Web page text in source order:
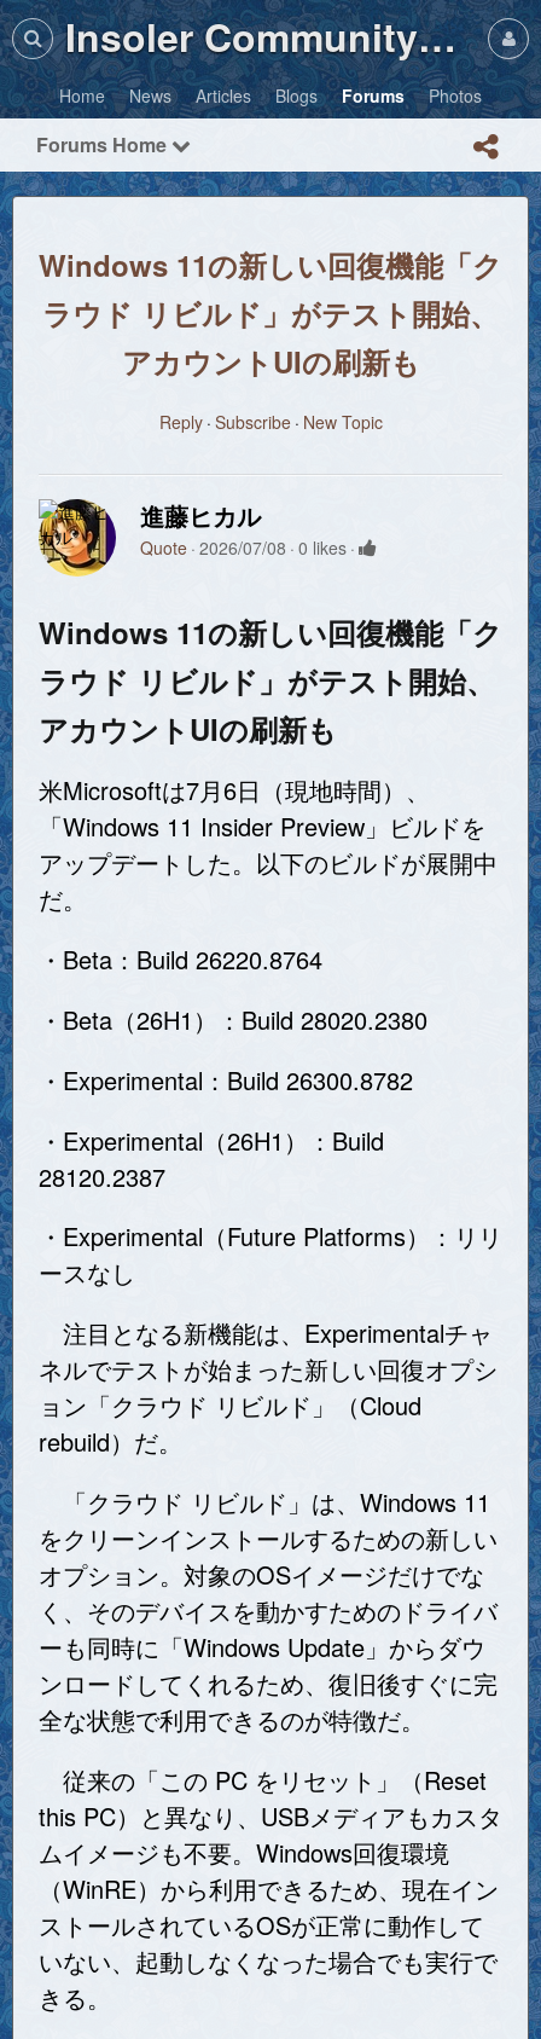
Insoler Community・Photos
Home News Articles Blogs Forums Photos
Forums Home
Windows 11の新しい回復機能「ク
ラウド リビルド」がテスト開始、
アカウントUIの刷新も
Reply Subscribe New Topic
進藤ヒカル
Quote 2026/07/08 0 likes
Windows 11の新しい回復機能「ク
ラウド リビルド」がテスト開始、
アカウントUIの刷新も
米Microsoftは7月6日（現地時間）、
「Windows 11 Insider Preview」ビルドを
アップデートした。以下のビルドが展開中
だ。
・Beta：Build 26220.8764
・Beta（26H1）：Build 28020.2380
・Experimental：Build 26300.8782
・Experimental（26H1）：Build
28120.2387
・Experimental（Future Platforms）：リリ
ースなし
注目となる新機能は、Experimentalチャ
ネルでテストが始まった新しい回復オプシ
ョン「クラウド リビルド」（Cloud
rebuild）だ。
「クラウド リビルド」は、Windows 11
をクリーンインストールするための新しい
オプション。対象のOSイメージだけでな
く、そのデバイスを動かすためのドライバ
ーも同時に「Windows Update」からダウ
ンロードしてくれるため、復旧後すぐに完
全な状態で利用できるのが特徴だ。
従来の「この PC をリセット」（Reset
this PC）と異なり、USBメディアもカスタ
ムイメージも不要。Windows回復環境
（WinRE）から利用できるため、現在イン
ストールされているOSが正常に動作して
いない、起動しなくなった場合でも実行で
きる。